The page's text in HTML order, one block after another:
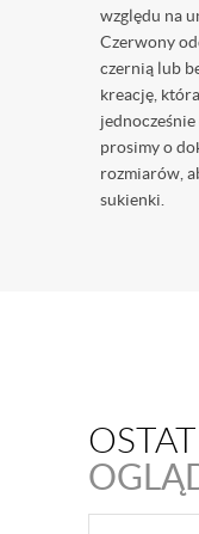
względu na
Czerwony
czernią lub
kreację,
prosimy o
rozmiarów,
sukienki.